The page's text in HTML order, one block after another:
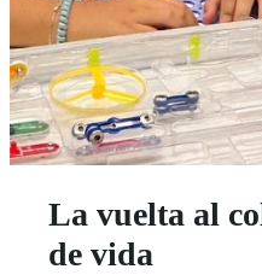
La vuelta al
de vida